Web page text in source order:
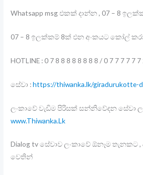
Whatsapp msg එකක් දාන්න , 07 – 8
07 – 8 ඉලක්කම් 8ක් එන අංකයට කෝල්
HOTLINE : 0 7 8 8 8 8 8 8 8 8 / 0 7 7 7 7 7 7
සේවා :https://thiwanka.lk/giradurukotte-
ලංකාවේ වැඩිම පිරිසක් සන්නිවේදන සේවා
www.Thiwanka.Lk
Dialog tv සේවාව ලංකාවේ ඕනෑම තැනකට
වෙතින්